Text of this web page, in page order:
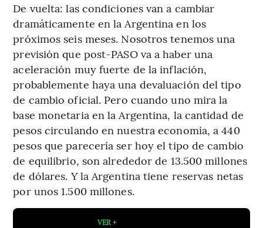
De vuelta: las condiciones van a cambiar
dramáticamente en la Argentina en los
próximos seis meses. Nosotros tenemos una
previsión que post-PASO va a haber una
aceleración muy fuerte de la inflación,
probablemente haya una devaluación del tipo
de cambio oficial. Pero cuando uno mira la
base monetaria en la Argentina, la cantidad de
pesos circulando en nuestra economía, a 440
pesos que parecería ser hoy el tipo de cambio
de equilibrio, son alrededor de 13.500 millones
de dólares. Y la Argentina tiene reservas netas
por unos 1.500 millones.
VER +